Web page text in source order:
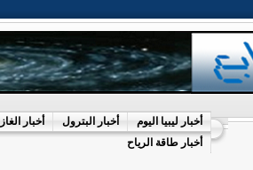
أخبار ليبيا اليوم أخبار البترول أخبار الغاز
أخبار طاقة الرياح